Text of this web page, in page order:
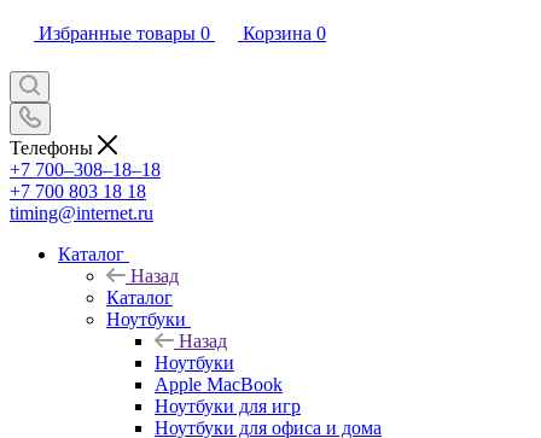
Избранные товары 0 Корзина 0
Телефоны
+7 700‒308‒18‒18
+7 700 803 18 18
timing@internet.ru
Каталог
Назад
Каталог
Ноутбуки
Назад
Ноутбуки
Apple MacBook
Ноутбуки для игр
Ноутбуки для офиса и дома